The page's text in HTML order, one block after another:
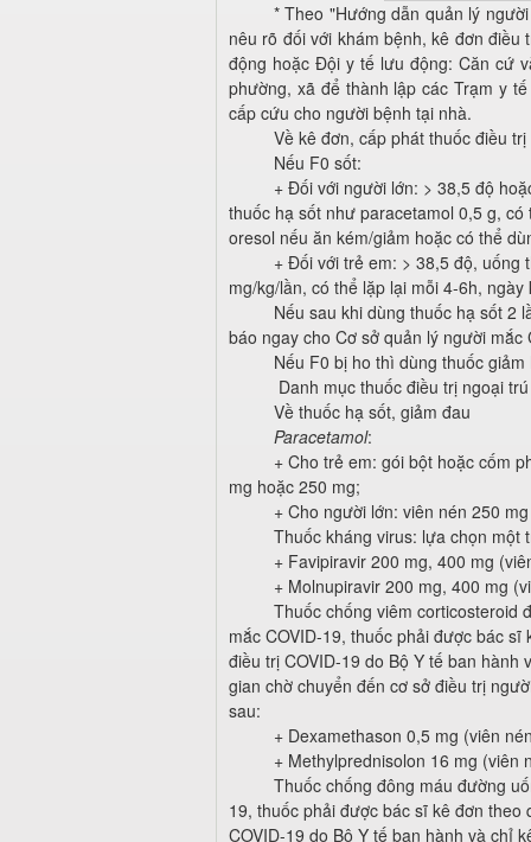
* Theo "Hướng dẫn quản lý
nêu rõ đối với khám bệnh, kê đơn
động hoặc Đội y tế lưu động: Căn cứ
phường, xã để thành lập các Trạm y
cấp cứu cho người bệnh tại nhà.
Về kê đơn, cấp phát thuốc điều
Nếu F0 sốt:
+ Đối với người lớn: > 38,5 độ
thuốc hạ sốt như paracetamol 0,5 g,
oresol nếu ăn kém/giảm hoặc có thể
+ Đối với trẻ em: > 38,5 độ, uống
mg/kg/lần, có thể lặp lại mỗi 4-6h,
Nếu sau khi dùng thuốc hạ sốt 2
báo ngay cho Cơ sở quản lý người
Nếu F0 bị ho thì dùng thuốc
Danh mục thuốc điều trị ngoại
Về thuốc hạ sốt, giảm đau
Paracetamol:
+ Cho trẻ em: gói bột hoặc cốm
mg hoặc 250 mg;
+ Cho người lớn: viên nén 250
Thuốc kháng virus: lựa chọn một
+ Favipiravir 200 mg, 400 mg
+ Molnupiravir 200 mg, 400 mg
Thuốc chống viêm corticosteroid
mắc COVID-19, thuốc phải được bác
điều trị COVID-19 do Bộ Y tế ban
gian chờ chuyển đến cơ sở điều trị
sau:
+ Dexamethason 0,5 mg (viên
+ Methylprednisolon 16 mg (viên
Thuốc chống đông máu đường
19, thuốc phải được bác sĩ kê đơn
COVID-19 do Bộ Y tế ban hành và chỉ